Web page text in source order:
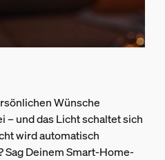
Wünsche
– und das Licht schaltet sich
wird automatisch
Deinem Smart-Home-